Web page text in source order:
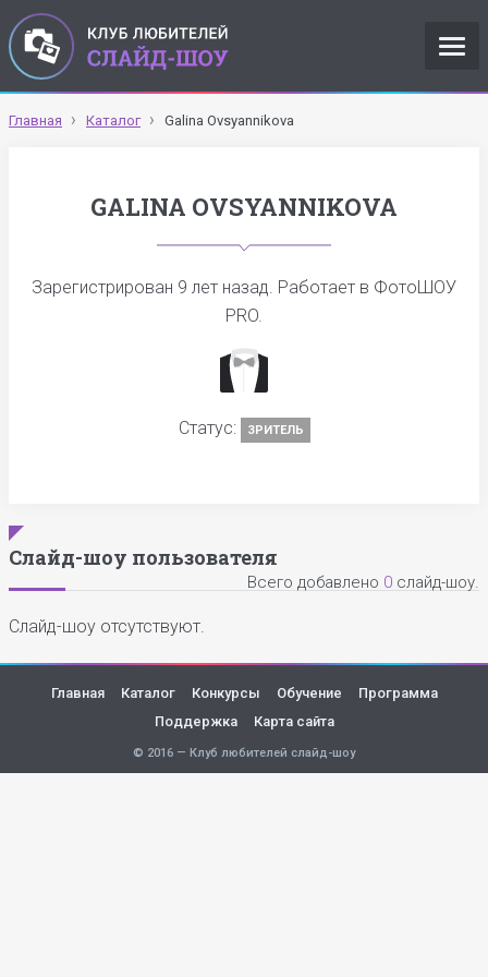
Главная Каталог Galina Ovsyannikova
GALINA OVSYANNIKOVA
Зарегистрирован 9 лет назад. Работает в ФотоШОУ
PRO.
Статус: ЗРИТЕЛЬ
Слайд-шоу пользователя
Всего добавлено 0 слайд-шоу.
Слайд-шоу отсутствуют.
Главная Каталог Конкурсы Обучение
Программа
Поддержка
Карта сайта
© 2016 — Клуб любителей слайд-шоу